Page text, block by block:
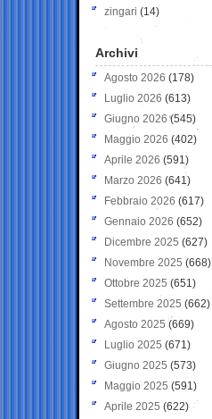
zingari (14)
Archivi
Agosto 2026 (178)
Luglio 2026 (613)
Giugno 2026 (545)
Maggio 2026 (402)
Aprile 2026 (591)
Marzo 2026 (641)
Febbraio 2026 (617)
Gennaio 2026 (652)
Dicembre 2025 (627)
Novembre 2025 (668)
Ottobre 2025 (651)
Settembre 2025 (662)
Agosto 2025 (669)
Luglio 2025 (671)
Giugno 2025 (573)
Maggio 2025 (591)
Aprile 2025 (622)